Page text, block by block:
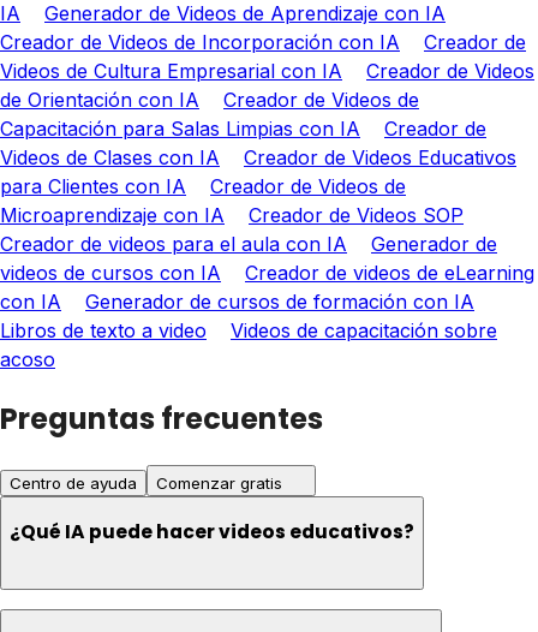
IA
Generador de Videos de Aprendizaje con IA
Creador de Videos de Incorporación con IA
Creador de
Videos de Cultura Empresarial con IA
Creador de Videos
de Orientación con IA
Creador de Videos de
Capacitación para Salas Limpias con IA
Creador de
Videos de Clases con IA
Creador de Videos Educativos
para Clientes con IA
Creador de Videos de
Microaprendizaje con IA
Creador de Videos SOP
Creador de videos para el aula con IA
Generador de
videos de cursos con IA
Creador de videos de eLearning
con IA
Generador de cursos de formación con IA
Libros de texto a video
Videos de capacitación sobre
acoso
Preguntas frecuentes
Centro de ayuda Comenzar gratis
¿Qué IA puede hacer videos educativos?